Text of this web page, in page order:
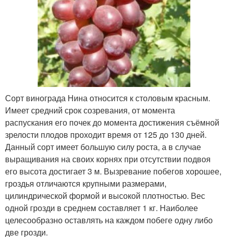
Сорт винограда Нина относится к столовым красным.
Имеет средний срок созревания, от момента
распускания его почек до момента достижения съёмной
зрелости плодов проходит время от 125 до 130 дней.
Данный сорт имеет большую силу роста, а в случае
выращивания на своих корнях при отсутствии подвоя
его высота достигает 3 м. Вызревание побегов хорошее,
гроздья отличаются крупными размерами,
цилиндрической формой и высокой плотностью. Вес
одной грозди в среднем составляет 1 кг. Наиболее
целесообразно оставлять на каждом побеге одну либо
две грозди.